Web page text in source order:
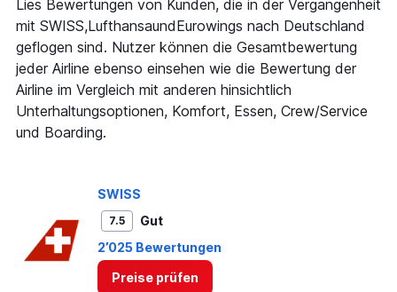
Lies Bewertungen von Kunden, die in der Vergangenheit
mit SWISS,LufthansaundEurowings nach Deutschland
geflogen sind. Nutzer können die Gesamtbewertung
jeder Airline ebenso einsehen wie die Bewertung der
Airline im Vergleich mit anderen hinsichtlich
Unterhaltungsoptionen, Komfort, Essen, Crew/Service
und Boarding.
SWISS
7.5
Gut
2’025 Bewertungen
Preise prüfen